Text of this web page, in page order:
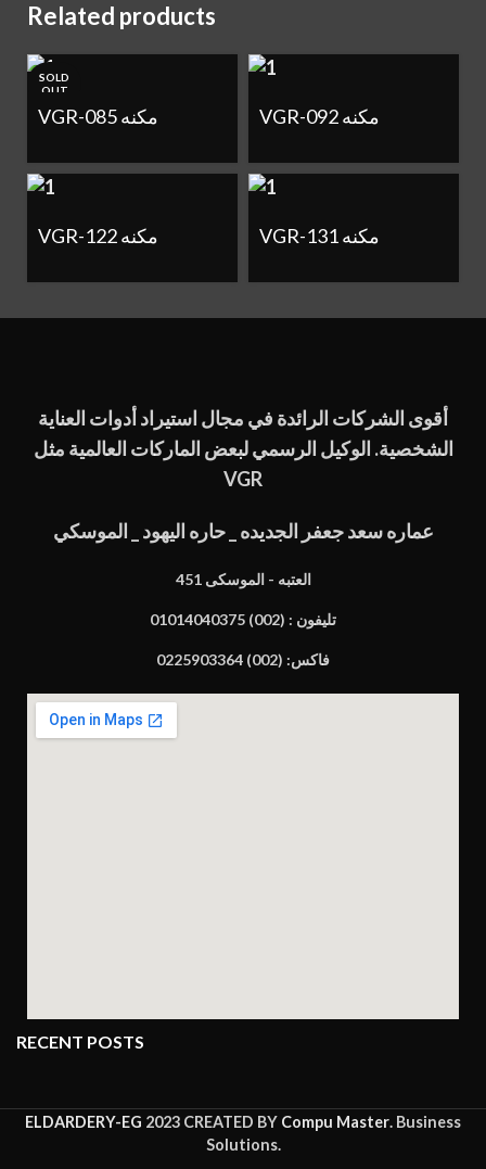
Related products
SOLD
OUT
VGR-085 مكنه VGR-092 مكنه
VGR-122 مكنه VGR-131 مكنه
أقوى الشركات الرائدة في مجال استيراد أدوات العناية
الشخصية. الوكيل الرسمي لبعض الماركات العالمية مثل
VGR
عماره سعد جعفر الجديده _ حاره اليهود _ الموسكي
451 العتبه - الموسكى
تليفون : (002) 01014040375
فاكس: (002) 0225903364
RECENT POSTS
ELDARDERY-EG 2023 CREATED BY Compu Master. Business
Solutions.